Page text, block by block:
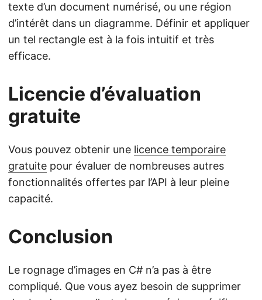
texte d’un document numérisé, ou une région
d’intérêt dans un diagramme. Définir et appliquer
un tel rectangle est à la fois intuitif et très
efficace.
Licencie d’évaluation
gratuite
Vous pouvez obtenir une licence temporaire
gratuite pour évaluer de nombreuses autres
fonctionnalités offertes par l’API à leur pleine
capacité.
Conclusion
Le rognage d’images en C# n’a pas à être
compliqué. Que vous ayez besoin de supprimer